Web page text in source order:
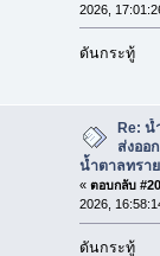
2026,
ดันกระทู้
Re:
ส่งออ
น้ำตาลทรา
« ตอบกลับ
2026,
ดันกระทู้